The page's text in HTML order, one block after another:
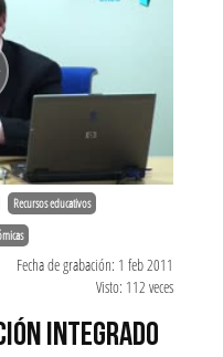
Recursos educativos
Fecha de grabación: 1 feb 2011
Visto: 112 veces
INTEGRADO